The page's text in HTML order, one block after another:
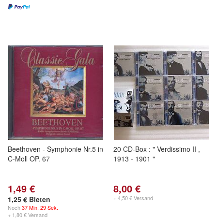
Beethoven - Symphonie Nr.5 in
C-Moll OP. 67
1,49 €
1,25 € Bieten
Noch37 Min. 29 Sek.
+ 1,80 € Versand
20 CD-Box : " Verdissimo II ,
1913 - 1901 "
8,00 €
+ 4,50 € Versand